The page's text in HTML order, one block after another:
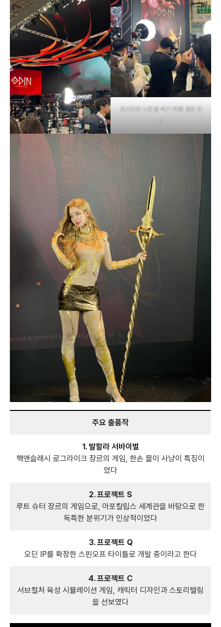
코스어의 사진을 찍기 위해 몰린 인
파
주요 출품작
1. 발할라 서바이벌
핵앤슬래시 로그라이크 장르의 게임, 한손 몰이 사냥이 특징이
었다
2. 프로젝트 S
루트 슈터 장르의 게임으로, 아포칼립스 세계관을 바탕으로 한
독특한 분위기가 인상적이었다
3. 프로젝트 Q
오딘 IP를 확장한 스핀오프 타이틀로 개발 중이라고 한다
4. 프로젝트 C
서브컬처 육성 시뮬레이션 게임, 캐릭터 디자인과 스토리텔링
을 선보였다